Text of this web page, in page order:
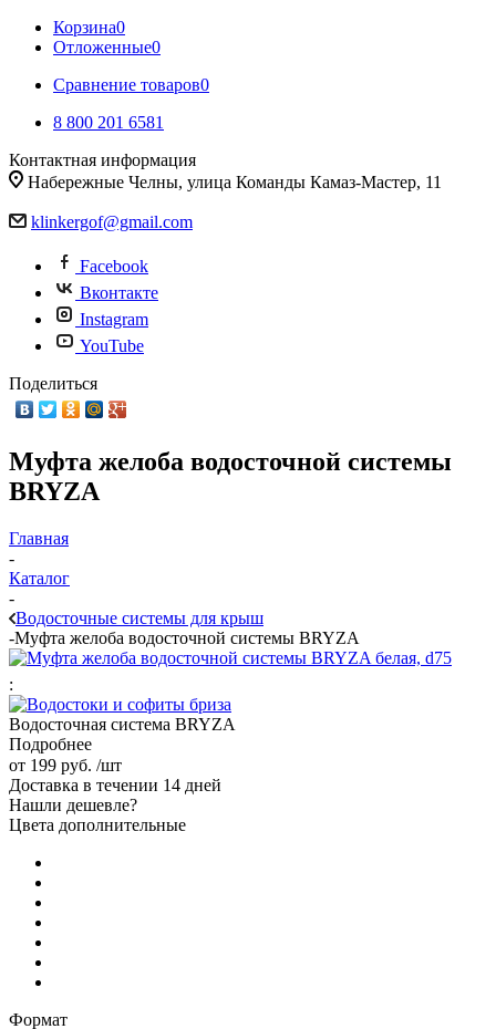
Корзина0
Отложенные0
Сравнение товаров0
8 800 201 6581
Контактная информация
Набережные Челны, улица Команды Камаз-Мастер, 11
klinkergof@gmail.com
Facebook
Вконтакте
Instagram
YouTube
Поделиться
Муфта желоба водосточной системы
BRYZA
Главная
-
Каталог
-
Водосточные системы для крыш
-Муфта желоба водосточной системы BRYZA
:
Водосточная система BRYZA
Подробнее
от 199 руб. /шт
Доставка в течении 14 дней
Нашли дешевле?
Цвета дополнительные
Формат